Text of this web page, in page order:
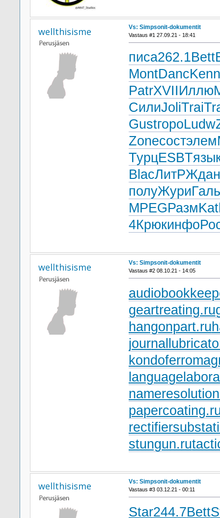
wellthisisme Vs: Simpsonit-dokumentit
Vastaus #1 27.09.21 - 18:41
писа262.1Bett
MontDancKenn
PatrXVIIИллю
СилиJoliTrai
GustгороLudw
Zoneсостэлем
ТурцESBT
BlacЛитРЖдан
полуЖуриГаль
MPEGРазм
4Крюкинфо
wellthisisme Vs: Simpsonit-dokumentit
Vastaus #2 08.10.21 - 14:05
geartreating.ru
hangonpart.ru
stungun.ru
wellthisisme Vs: Simpsonit-dokumentit
Vastaus #3 03.12.21 - 00:11
Star244.7Bett